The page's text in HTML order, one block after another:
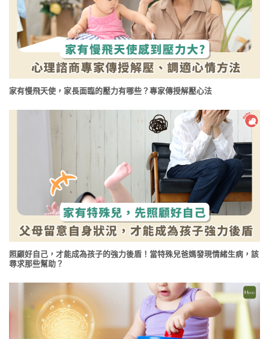
家有慢飛天使，家長面臨的壓力有哪些？專家傳授解壓心法
照顧好自己，才能成為孩子的強力後盾！當特殊兒爸媽發現情緒生病，該
尋求那些幫助？